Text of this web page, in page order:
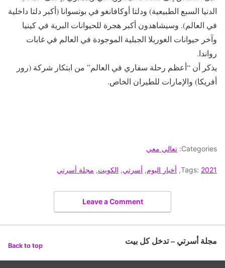
الدنيا السبع الطبيعية) ودلتا أوكافانغو في بوتسوانا (أكبر دلتا داخلية
في العالم). وسيشاهدون أكبر هجرة للحيوانات البرية في كينيا
وآخر حيوانات الغوريلا الجبلية الموجودة في العالم في غابات
رواندا.
يذكر أن “أعظم رحلة سفاري في العالم” من ابتكار شركة (رور
أفريكا) والإمارات للطيران الخاص.
Categories: تعالي معي
Tags: 2021
, أخبار اليوم, أسرتي, الكويت, مجلة أسرتي
Leave a Comment
مجلة أسرتي – تدخل كل بيت Back to top